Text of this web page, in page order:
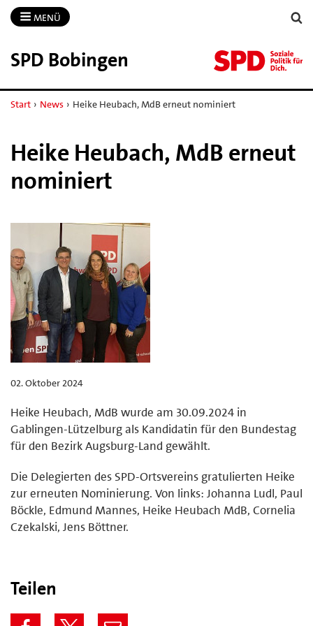
MENÜ
SPD Bobingen
Start › News › Heike Heubach, MdB erneut nominiert
Heike Heubach, MdB erneut
nominiert
02. Oktober 2024
Heike Heubach, MdB wurde am 30.09.2024 in
Gablingen-Lützelburg als Kandidatin für den Bundestag
für den Bezirk Augsburg-Land gewählt.
Die Delegierten des SPD-Ortsvereins gratulierten Heike
zur erneuten Nominierung. Von links: Johanna Ludl, Paul
Böckle, Edmund Mannes, Heike Heubach MdB, Cornelia
Czekalski, Jens Böttner.
Teilen